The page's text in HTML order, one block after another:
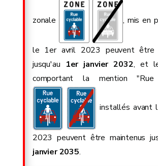
zonale , mis en
le 1er avril 2023 peuvent être
jusqu'au 1er janvier 2032, et
comportant la mention "Rue
installés avant
2023 peuvent être maintenus
janvier 2035.